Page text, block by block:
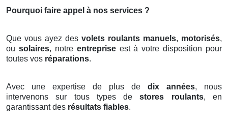
Pourquoi faire appel à nos services ?
Que vous ayez des volets roulants manuels, motorisés,
ou solaires, notre entrepriseest à votre disposition pour
toutes vos réparations.
Avec une expertise de plus de dix années, nous
intervenons sur tous types destores roulants, en
garantissant des résultats fiables.